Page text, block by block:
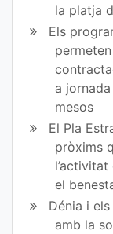
la platja
Els
a
mesos
El Pla
pròxims
el
Dénia i
amb la